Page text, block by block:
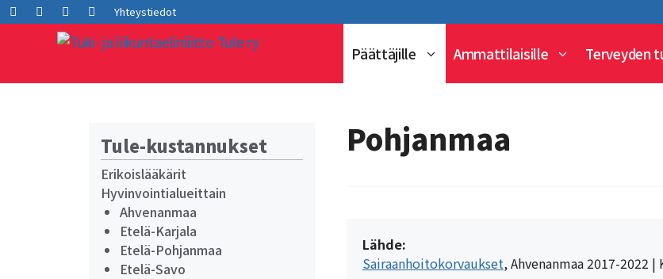
Siirry
sisältöön
FacebookLInkedInInstagramYoutube
Yhteystiedot
Päättäjille Ammattilaisille Terveyden
Tule-kustannukset
Erikoislääkärit
Hyvinvointialueittain
Ahvenanmaa
Etelä-Karjala
Etelä-Pohjanmaa
Etelä-Savo
Pohjanmaa
Lähde:
Sairaanhoitokorvaukset